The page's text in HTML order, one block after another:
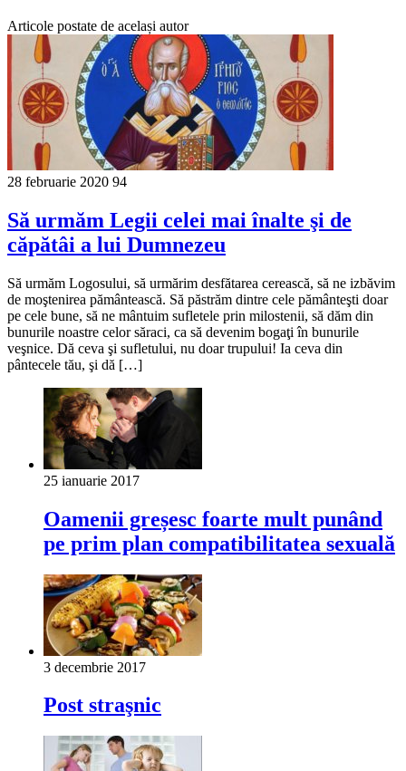
Articole postate de același autor
28 februarie 2020 94
Să urmăm Legii celei mai înalte şi de
căpătâi a lui Dumnezeu
Să urmăm Logosului, să urmărim desfătarea cerească, să ne izbăvim
de moştenirea pământească. Să păstrăm dintre cele pământeşti doar
pe cele bune, să ne mântuim sufletele prin milostenii, să dăm din
bunurile noastre celor săraci, ca să devenim bogaţi în bunurile
veşnice. Dă ceva şi sufletului, nu doar trupului! Ia ceva din
pântecele tău, şi dă […]
25 ianuarie 2017
Oamenii greșesc foarte mult punând
pe prim plan compatibilitatea sexuală
3 decembrie 2017
Post straşnic